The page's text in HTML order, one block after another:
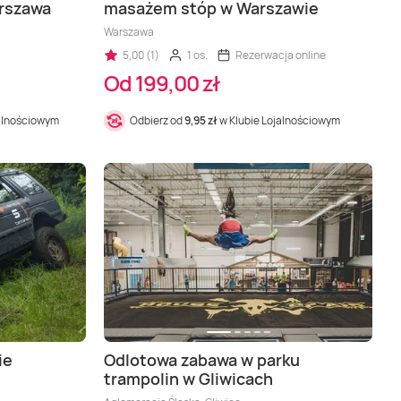
masażem stóp w Warszawie
Warszawa
5,00 (1)
1 os. Rezerwacja online
Od 199,00 zł
Odbierz od9,95 złw Klubie Lojalnościowym
Odlotowa zabawa w parku
trampolin w Gliwicach